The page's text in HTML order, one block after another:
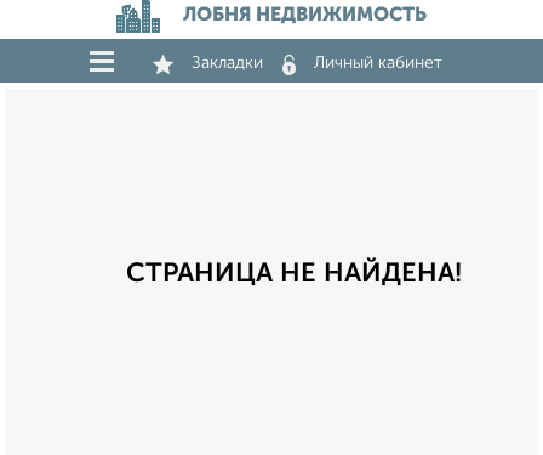
ЛОБНЯ НЕДВИЖИМОСТЬ
Закладки Личный кабинет
СТРАНИЦА НЕ НАЙДЕНА!